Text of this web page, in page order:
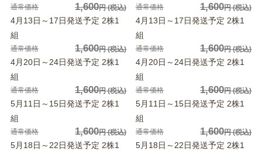
通常価格 1,600円(税込)
4月13日～17日発送予定 2株1
組
通常価格 1,600円(税込)
4月20日～24日発送予定 2株1
組
通常価格 1,600円(税込)
5月11日～15日発送予定 2株1
組
通常価格 1,600円(税込)
5月18日～22日発送予定 2株1
通常価格 1,600円(税込)
4月13日～17日発送予定 2株1
組
通常価格 1,600円(税込)
4月20日～24日発送予定 2株1
組
通常価格 1,600円(税込)
5月11日～15日発送予定 2株1
組
通常価格 1,600円(税込)
5月18日～22日発送予定 2株1